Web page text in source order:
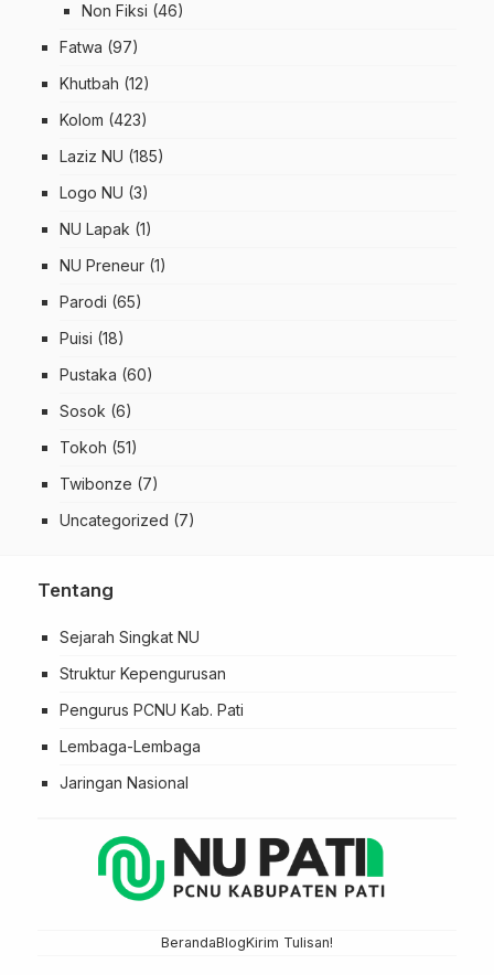
Non Fiksi (46)
Fatwa (97)
Khutbah (12)
Kolom (423)
Laziz NU (185)
Logo NU (3)
NU Lapak (1)
NU Preneur (1)
Parodi (65)
Puisi (18)
Pustaka (60)
Sosok (6)
Tokoh (51)
Twibonze (7)
Uncategorized (7)
Tentang
Sejarah Singkat NU
Struktur Kepengurusan
Pengurus PCNU Kab. Pati
Lembaga-Lembaga
Jaringan Nasional
BerandaBlogKirim Tulisan!